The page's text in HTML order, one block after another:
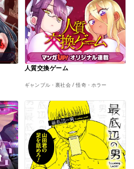
人質交換ゲーム
ギャンブル・裏社会 / 怪奇・ホラー